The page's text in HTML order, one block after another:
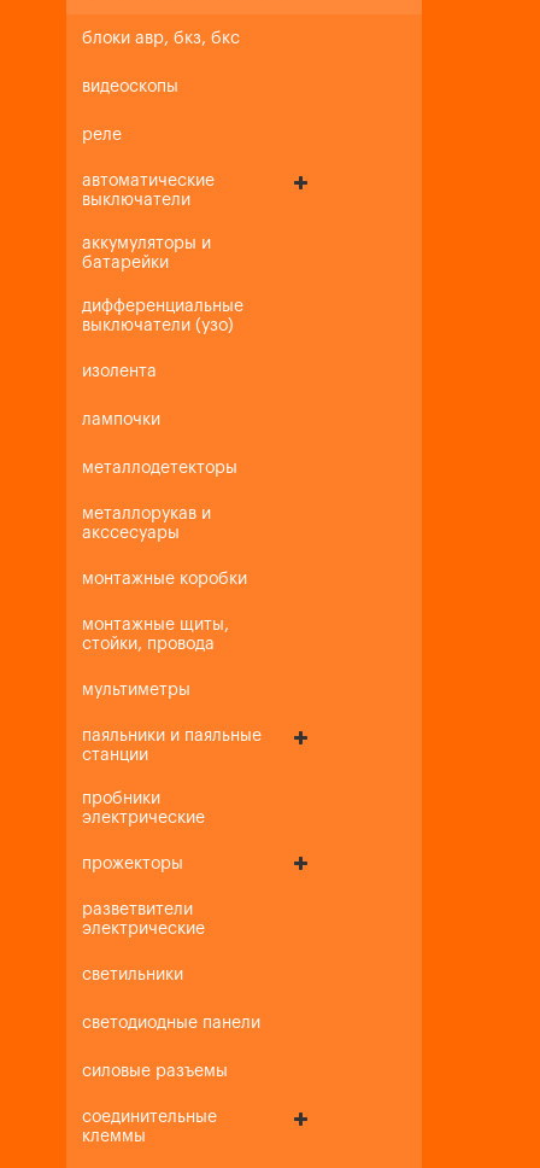
блоки авр, бкз, бкс
видеоскопы
реле
автоматические
выключатели
аккумуляторы и
батарейки
дифференциальные
выключатели (узо)
изолента
лампочки
металлодетекторы
металлорукав и
акссесуары
монтажные коробки
монтажные щиты,
стойки, провода
мультиметры
паяльники и паяльные
станции
пробники
электрические
прожекторы
разветвители
электрические
светильники
светодиодные панели
силовые разъемы
соединительные
клеммы